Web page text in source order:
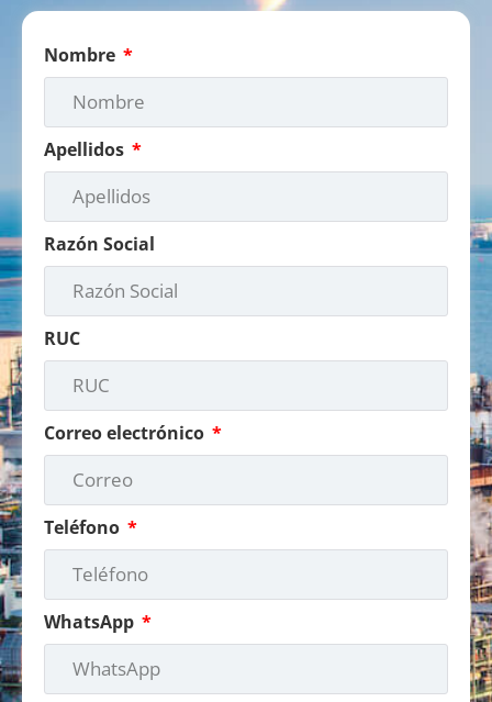
Nombre
Apellidos
Razón Social
RUC
Correo electrónico
Teléfono
WhatsApp